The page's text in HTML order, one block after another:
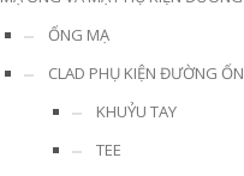
ỐNG MẠ
CLAD PHỤ KIỆN ĐƯỜNG
KHUỶU TAY
TEE